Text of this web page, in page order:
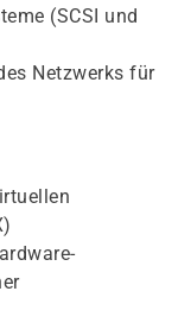
(SCSI und
Netzwerks für